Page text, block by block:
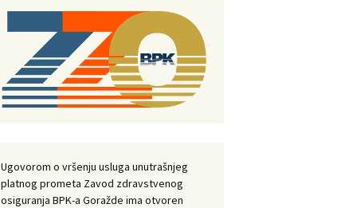
Ugovorom o vršenju usluga unutrašnjeg
platnog prometa Zavod zdravstvenog
osiguranja BPK-a Goražde ima otvoren